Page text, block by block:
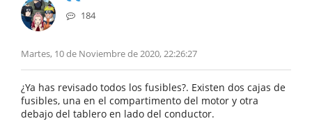
184
Martes, 10 de Noviembre de 2020, 22:26:27
¿Ya has revisado todos los fusibles?. Existen dos cajas de
fusibles, una en el compartimento del motor y otra
debajo del tablero en lado del conductor.